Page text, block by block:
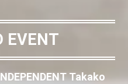
EVENT
Takako